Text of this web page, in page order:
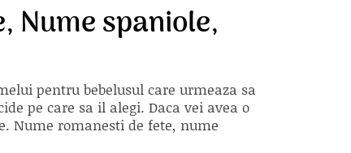
Nume spaniole,
pentru bebelusul care urmeaza sa
pe care sa il alegi. Daca vei avea o
Nume romanesti de fete, nume